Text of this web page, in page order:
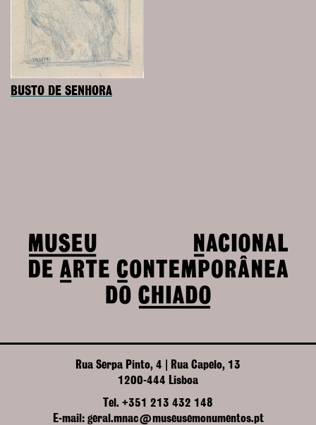
BUSTO DE SENHORA
Rua Serpa Pinto, 4 | Rua Capelo, 13
1200-444 Lisboa
Tel. +351 213 432 148
E-mail: geral.mnac@museusemonumentos.pt